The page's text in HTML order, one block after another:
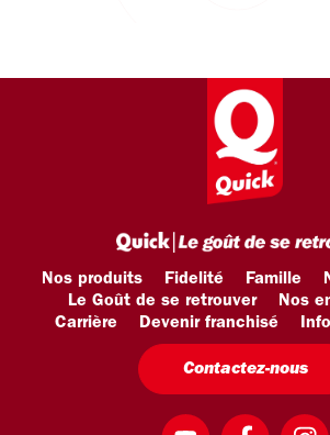
Nos produits Fidelité Famille
Le Goût de se retrouver
Nos
Carrière
Devenir franchisé
Contactez-nous